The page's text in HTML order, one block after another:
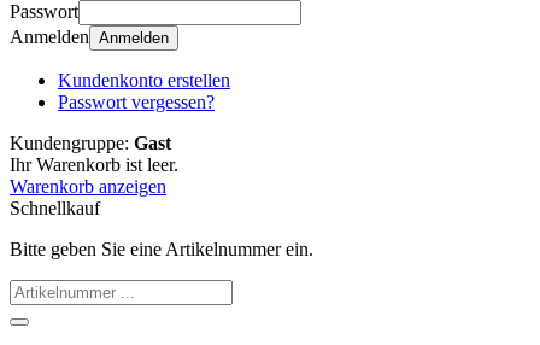
Passwort
Anmelden Anmelden
Kundenkonto erstellen
Passwort vergessen?
Kundengruppe: Gast
Ihr Warenkorb ist leer.
Warenkorb anzeigen
Schnellkauf
Bitte geben Sie eine Artikelnummer ein.